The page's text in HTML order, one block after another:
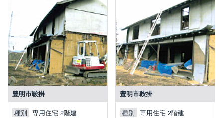
豊明市鞍掛
種別 専用住宅 2階建
豊明市鞍掛
種別 専用住宅 2階建